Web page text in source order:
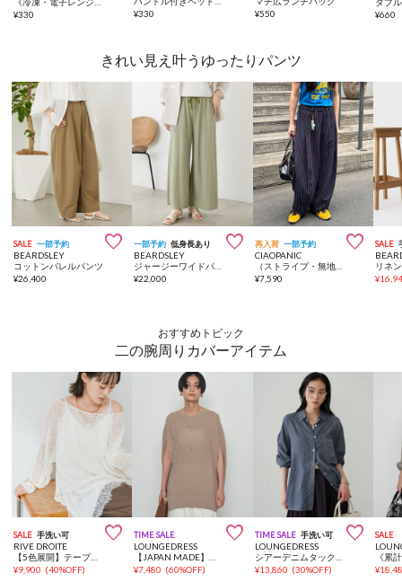
¥330
¥330
¥550 ¥660
きれい見え叶うゆったりパンツ
SALE 一部予約 
BEARDSLEY
コットンバレルパンツ
¥26,400
一部予約 低身長あり 
BEARDSLEY
¥22,000
再入荷 一部予約 
CIAOPANIC
（ストライプ・無地）ワイドバルーンイージースラックス
¥7,590
SALE
¥
おすすめトピック
二の腕周りカバーアイテム
SALE 手洗い可 
RIVE DROITE
【5色展開】テープヤーンボートネックニット
¥9,900 (40%OFF)
TIME SALE 
LOUNGEDRESS
¥7,480 (60%OFF)
TIME SALE 手洗い可 
LOUNGEDRESS
¥13,860 (30%OFF)
SALE
¥